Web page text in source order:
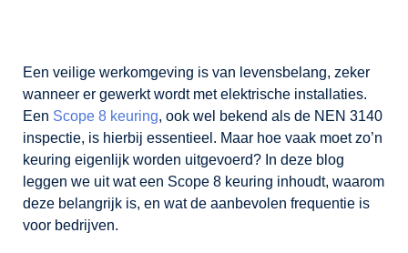
Een veilige werkomgeving is van levensbelang, zeker
wanneer er gewerkt wordt met elektrische installaties.
Een Scope 8 keuring, ook wel bekend als de NEN 3140
inspectie, is hierbij essentieel. Maar hoe vaak moet zo’n
keuring eigenlijk worden uitgevoerd? In deze blog
leggen we uit wat een Scope 8 keuring inhoudt, waarom
deze belangrijk is, en wat de aanbevolen frequentie is
voor bedrijven.